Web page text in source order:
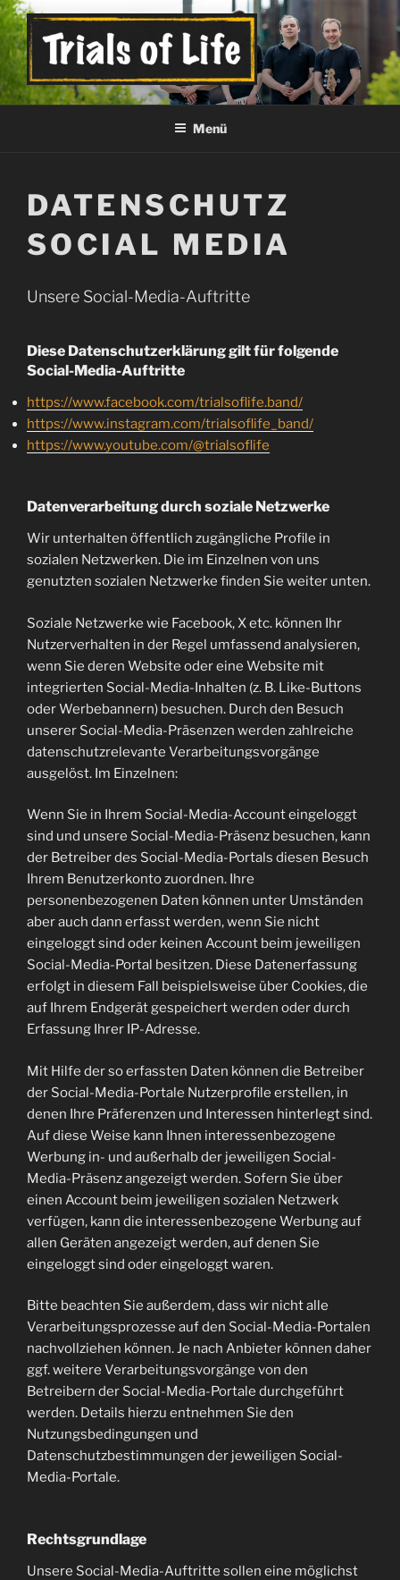
Zum
Inhalt
springen
TRIALS OF LIFE
Official Band Page
Menü
DATENSCHUTZ
SOCIAL MEDIA
Unsere Social-Media-Auftritte
Diese Datenschutzerklärung gilt für folgende
Social-Media-Auftritte
https://www.facebook.com/trialsoflife.band/
https://www.instagram.com/trialsoflife_band/
https://www.youtube.com/@trialsoflife
Datenverarbeitung durch soziale Netzwerke
Wir unterhalten öffentlich zugängliche Profile in
sozialen Netzwerken. Die im Einzelnen von uns
genutzten sozialen Netzwerke finden Sie weiter unten.
Soziale Netzwerke wie Facebook, X etc. können Ihr
Nutzerverhalten in der Regel umfassend analysieren,
wenn Sie deren Website oder eine Website mit
integrierten Social-Media-Inhalten (z. B. Like-Buttons
oder Werbebannern) besuchen. Durch den Besuch
unserer Social-Media-Präsenzen werden zahlreiche
datenschutzrelevante Verarbeitungsvorgänge
ausgelöst. Im Einzelnen:
Wenn Sie in Ihrem Social-Media-Account eingeloggt
sind und unsere Social-Media-Präsenz besuchen, kann
der Betreiber des Social-Media-Portals diesen Besuch
Ihrem Benutzerkonto zuordnen. Ihre
personenbezogenen Daten können unter Umständen
aber auch dann erfasst werden, wenn Sie nicht
eingeloggt sind oder keinen Account beim jeweiligen
Social-Media-Portal besitzen. Diese Datenerfassung
erfolgt in diesem Fall beispielsweise über Cookies, die
auf Ihrem Endgerät gespeichert werden oder durch
Erfassung Ihrer IP-Adresse.
Mit Hilfe der so erfassten Daten können die Betreiber
der Social-Media-Portale Nutzerprofile erstellen, in
denen Ihre Präferenzen und Interessen hinterlegt sind.
Auf diese Weise kann Ihnen interessenbezogene
Werbung in- und außerhalb der jeweiligen Social-
Media-Präsenz angezeigt werden. Sofern Sie über
einen Account beim jeweiligen sozialen Netzwerk
verfügen, kann die interessenbezogene Werbung auf
allen Geräten angezeigt werden, auf denen Sie
eingeloggt sind oder eingeloggt waren.
Bitte beachten Sie außerdem, dass wir nicht alle
Verarbeitungsprozesse auf den Social-Media-Portalen
nachvollziehen können. Je nach Anbieter können daher
ggf. weitere Verarbeitungsvorgänge von den
Betreibern der Social-Media-Portale durchgeführt
werden. Details hierzu entnehmen Sie den
Nutzungsbedingungen und
Datenschutzbestimmungen der jeweiligen Social-
Media-Portale.
Rechtsgrundlage
Unsere Social-Media-Auftritte sollen eine möglichst